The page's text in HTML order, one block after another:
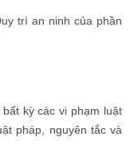
trì an ninh của phần
kỳ các vi phạm luật
pháp, nguyên tắc và